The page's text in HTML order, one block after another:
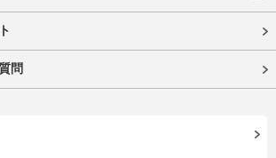
問